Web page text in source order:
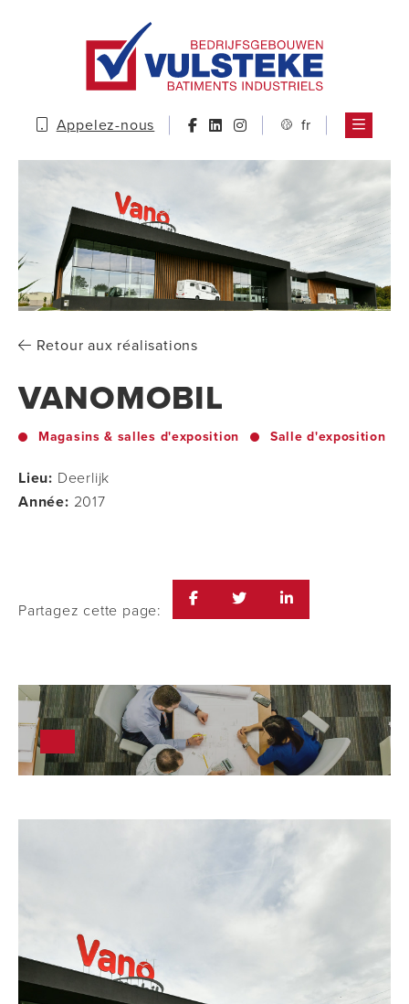
Appelez-nous fr
Retour aux réalisations
VANOMOBIL
Magasins & salles d'exposition Salle d'exposition
Lieu: Deerlijk
Année: 2017
Partagez cette page: